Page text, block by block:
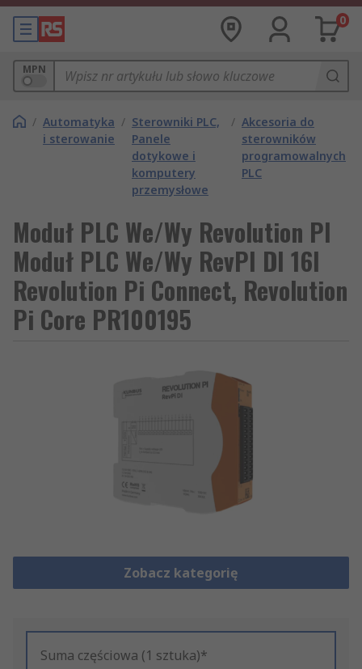
0
MPN
/ Automatyka
i sterowanie
/ Sterowniki PLC,
Panele
dotykowe i
komputery
przemysłowe
/ Akcesoria do
sterowników
programowalnych
PLC
Moduł PLC We/Wy Revolution PI
Moduł PLC We/Wy RevPI DI 16I
Revolution Pi Connect, Revolution
Pi Core PR100195
Zobacz kategorię
Suma częściowa (1 sztuka)*